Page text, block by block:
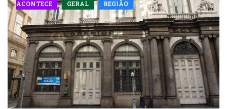
ACONTECE GERAL REGIÃO